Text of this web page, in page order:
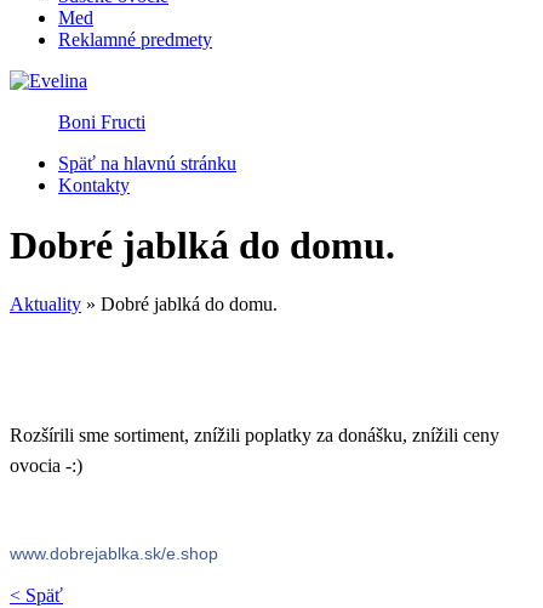
Med
Reklamné predmety
Boni Fructi
Späť na hlavnú stránku
Kontakty
Dobré jablká do domu.
Aktuality » Dobré jablká do domu.
Rozšírili sme sortiment, znížili poplatky za donášku, znížili ceny
ovocia -:)
www.dobrejablka.sk/e.shop
< Späť